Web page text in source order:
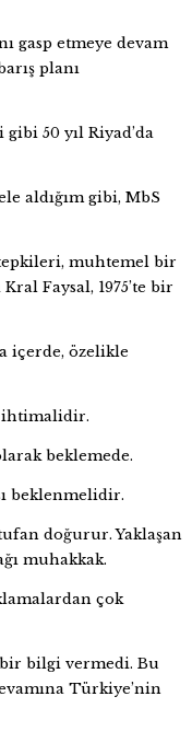
gasp etmeye devam
planı
50 yıl Riyad’da
aldığım gibi, MbS
muhtemel bir
Faysal, 1975’te bir
içerde, özelikle
ihtimalidir.
beklemede.
beklenmelidir.
doğurur. Yaklaşan
muhakkak.
çok
bir bilgi vermedi. Bu
Türkiye’nin